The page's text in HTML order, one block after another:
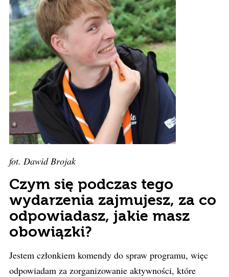
fot. Dawid Brojak
Czym się podczas tego
wydarzenia zajmujesz, za co
odpowiadasz, jakie masz
obowiązki?
Jestem członkiem komendy do spraw programu, więc
odpowiadam za zorganizowanie aktywności, które